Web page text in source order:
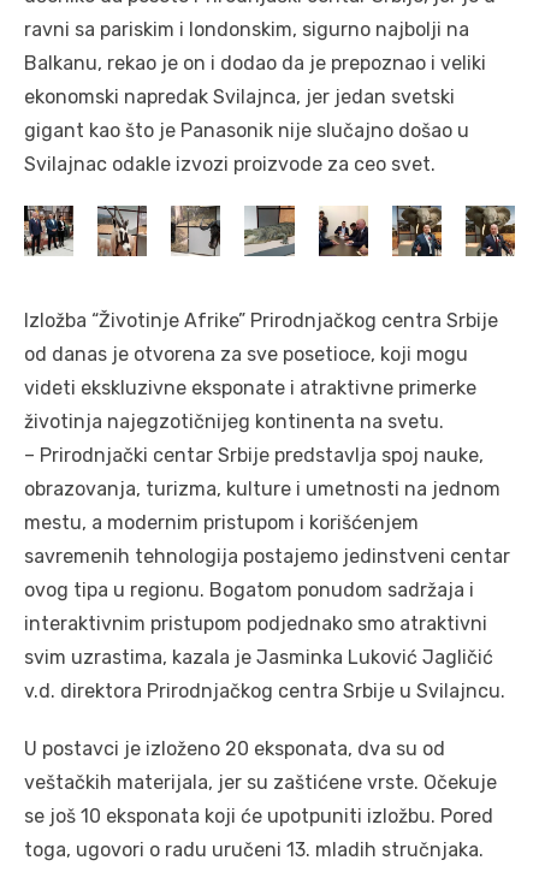
ravni sa pariskim i londonskim, sigurno najbolji na
Balkanu, rekao je on i dodao da je prepoznao i veliki
ekonomski napredak Svilajnca, jer jedan svetski
gigant kao što je Panasonik nije slučajno došao u
Svilajnac odakle izvozi proizvode za ceo svet.
Izložba “Životinje Afrike” Prirodnjačkog centra Srbije
od danas je otvorena za sve posetioce, koji mogu
videti ekskluzivne eksponate i atraktivne primerke
životinja najegzotičnijeg kontinenta na svetu.
– Prirodnjački centar Srbije predstavlja spoj nauke,
obrazovanja, turizma, kulture i umetnosti na jednom
mestu, a modernim pristupom i korišćenjem
savremenih tehnologija postajemo jedinstveni centar
ovog tipa u regionu. Bogatom ponudom sadržaja i
interaktivnim pristupom podjednako smo atraktivni
svim uzrastima, kazala je Jasminka Luković Jagličić
v.d. direktora Prirodnjačkog centra Srbije u Svilajncu.
U postavci je izloženo 20 eksponata, dva su od
veštačkih materijala, jer su zaštićene vrste. Očekuje
se još 10 eksponata koji će upotpuniti izložbu. Pored
toga, ugovori o radu uručeni 13. mladih stručnjaka.